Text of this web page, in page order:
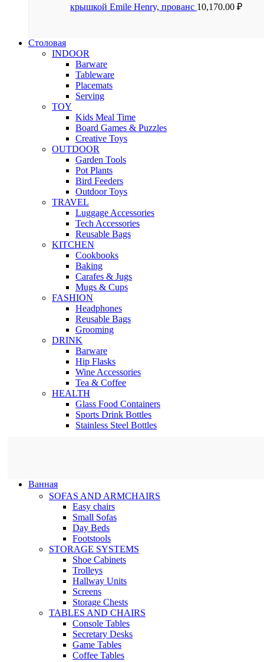
крышкой Emile Henry, прованс 10,170.00 ₽
Столовая
INDOOR
Barware
Tableware
Placemats
Serving
TOY
Kids Meal Time
Board Games & Puzzles
Creative Toys
OUTDOOR
Garden Tools
Pot Plants
Bird Feeders
Outdoor Toys
TRAVEL
Luggage Accessories
Tech Accessories
Reusable Bags
KITCHEN
Cookbooks
Baking
Carafes & Jugs
Mugs & Cups
FASHION
Headphones
Reusable Bags
Grooming
DRINK
Barware
Hip Flasks
Wine Accessories
Tea & Coffee
HEALTH
Glass Food Containers
Sports Drink Bottles
Stainless Steel Bottles
Ванная
SOFAS AND ARMCHAIRS
Easy chairs
Small Sofas
Day Beds
Footstools
STORAGE SYSTEMS
Shoe Cabinets
Trolleys
Hallway Units
Screens
Storage Chests
TABLES AND CHAIRS
Console Tables
Secretary Desks
Game Tables
Coffee Tables